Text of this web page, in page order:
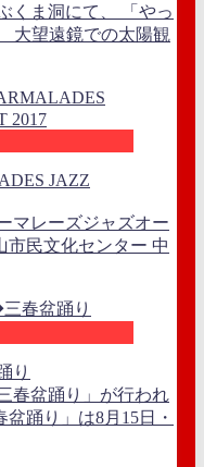
くま洞にて、 「やっ
大望遠鏡での太陽観
JAZZ
マレーズジャズオー
市民文化センター 中
り
春盆踊り」が行われ
踊り」は8月15日・